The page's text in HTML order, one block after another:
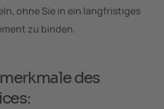
ohne Sie in ein langfristiges
zu binden.
des